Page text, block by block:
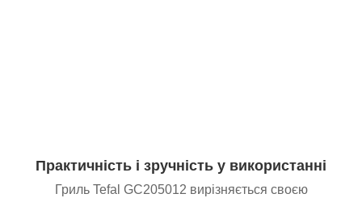
Практичність і зручність у використанні
Гриль Tefal GC205012 вирізняється своєю